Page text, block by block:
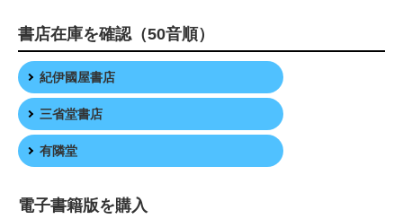
書店在庫を確認（50音順）
紀伊國屋書店
三省堂書店
有隣堂
電子書籍版を購入